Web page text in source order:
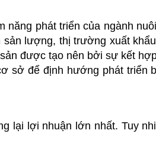
phát triển của ngành
lượng, thị trường xuất
được tạo nên bởi sự kết
sở để định hướng phát triển
lại lợi nhuận lớn nhất. Tuy